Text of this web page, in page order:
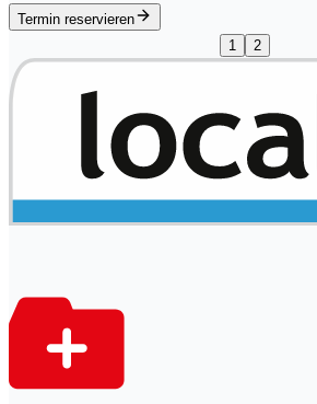
Termin reservieren
1
2